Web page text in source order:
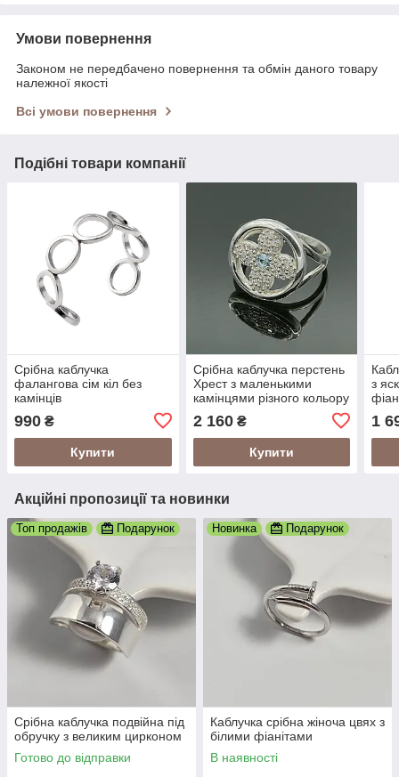
Умови повернення
Законом не передбачено повернення та обмін даного товару
належної якості
Всі умови повернення
Подібні товари компанії
Срібна каблучка
фалангова сім кіл без
камінців
990 ₴
Купити
Срібна каблучка перстень
Хрест з маленькими
камінцями різного кольору
2 160₴
Купити
з
1
Акційні пропозиції та новинки
Топ продажів Подарунок
Срібна каблучка подвійна під
обручку з великим цирконом
Готово до відправки
Новинка Подарунок
Каблучка срібна жіноча цвях з
білими фіанітами
В наявності